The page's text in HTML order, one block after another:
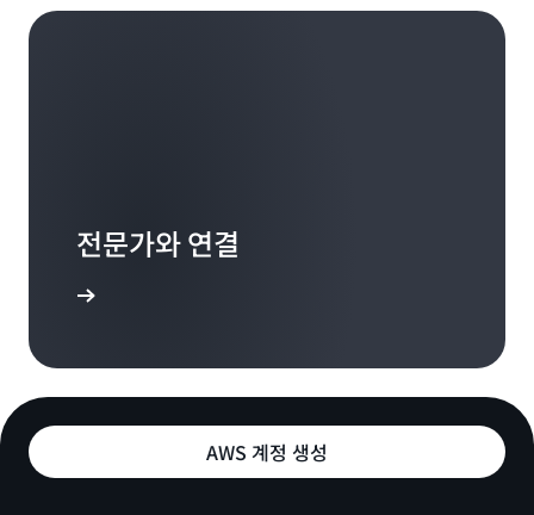
전문가와 연결
AWS 계정 생성